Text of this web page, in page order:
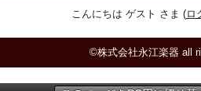
こんにちは ゲスト さま (ロ
©株式会社永江楽器 all